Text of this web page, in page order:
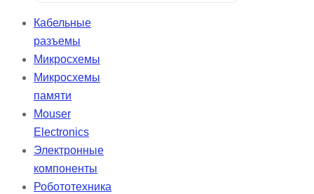
поглощение в диапазоне 8-14
как минимальные потери на
унифицированной толщиной,
Кабельные
разъемы
Микросхемы
Микросхемы
памяти
Mouser
Electronics
Электронные
компоненты
Робототехника